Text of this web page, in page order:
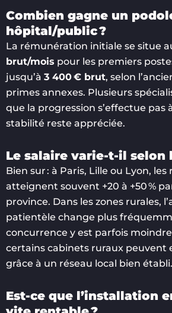
Combien gagne un
hôpital/public ?
La rémunération initiale se situe
brut/mois pour les premiers
jusqu’à 3 400 € brut, selon
primes annexes. Plusieurs
que la progression s’effectue pas
stabilité reste appréciée.
Le salaire varie-t-il selon
Bien sur : à Paris, Lille ou Lyon, les
atteignent souvent +20 à +50 %
province. Dans les zones rurales,
patientèle change plus
concurrence y est parfois
certains cabinets ruraux peuvent
grâce à un réseau local bien établi.
Est-ce que l’installation